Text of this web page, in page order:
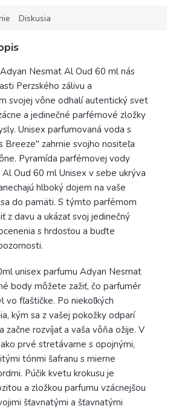
Diskusia
Nesmat Al Oud 60 ml nás
Perzského zálivu a
svojej vône odhalí autentický svet
a jedinečné parfémové zložky
Unisex parfumovaná voda s
Breeze" zahrnie svojho nositeľa
Pyramída parfémovej vody
Oud 60 ml Unisex v sebe ukrýva
hlboký dojem na vaše
do pamäti. S týmto parfémom
z davu a ukázať svoj jedinečný
s hrdosťou a buďte
unisex parfumu Adyan Nesmat
body môžete zažiť, čo parfumér
vo fľaštičke. Po niekoľkých
kým sa z vašej pokožky odparí
začne rozvíjať a vaša vôňa ožije. V
prvé stretávame s opojnými,
tónmi šafranu s mierne
Púčik kvetu krokusu je
a zložkou parfumu vzácnejšou
šťavnatými a šťavnatými